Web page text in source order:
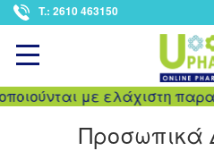
T.: 2610 463150
με ελάχιστη
Προσωπικά